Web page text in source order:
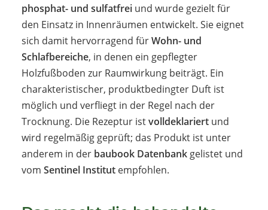
phosphat- und sulfatfrei und wurde gezielt für
den Einsatz in Innenräumen entwickelt. Sie eignet
sich damit hervorragend fürWohn- und
Schlafbereiche, in denen ein gepflegter
Holzfußboden zur Raumwirkung beiträgt. Ein
charakteristischer, produktbedingter Duft ist
möglich und verfliegt in der Regel nach der
Trocknung. Die Rezeptur istvolldeklariert und
wird regelmäßig geprüft; das Produkt ist unter
anderem in der baubook Datenbank gelistet und
vom Sentinel Institut empfohlen.